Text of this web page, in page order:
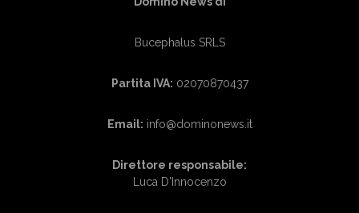
Bucephalus SRLS
Partita IVA: 02070870437
Email: info@dominonews.it
Direttore responsabile:
Luca D'Innocenzo